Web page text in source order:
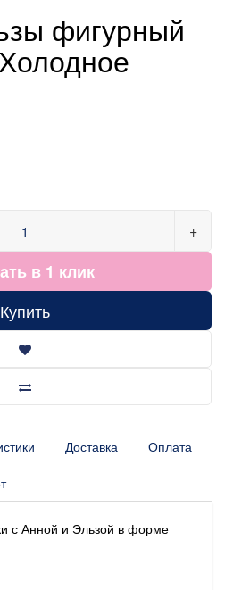
фигурный
+
в 1 клик
Купить
Доставка Оплата
с Анной и Эльзой в форме